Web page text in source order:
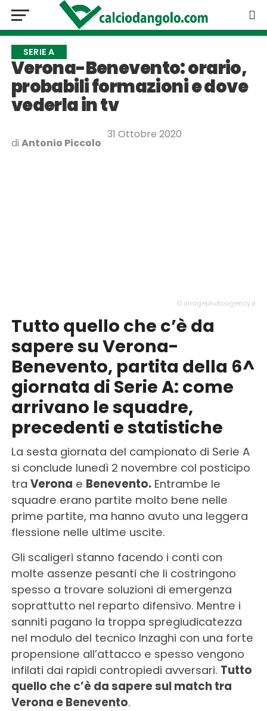
SERIE A
Verona-Benevento: orario,
probabili formazioni e dove
vederla in tv
di Antonio Piccolo
31 Ottobre 2020
© imagephotoagency.it
Tutto quello che c’è da
sapere su Verona-
Benevento, partita della 6^
giornata di Serie A: come
arrivano le squadre,
precedenti e statistiche
La sesta giornata del campionato di Serie A
si conclude lunedì 2 novembre col posticipo
tra Verona e Benevento. Entrambe le
squadre erano partite molto bene nelle
prime partite, ma hanno avuto una leggera
flessione nelle ultime uscite.
Gli scaligeri stanno facendo i conti con
molte assenze pesanti che li costringono
spesso a trovare soluzioni di emergenza
soprattutto nel reparto difensivo. Mentre i
sanniti pagano la troppa spregiudicatezza
nel modulo del tecnico Inzaghi con una forte
propensione all’attacco e spesso vengono
infilati dai rapidi contropiedi avversari. Tutto
quello che c’è da sapere sul match tra
Verona e Benevento.